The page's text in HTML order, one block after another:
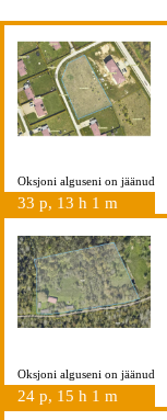
Oksjoni alguseni on jäänud
33 p, 13 h 1 m
Oksjoni alguseni on jäänud
24 p, 15 h 1 m